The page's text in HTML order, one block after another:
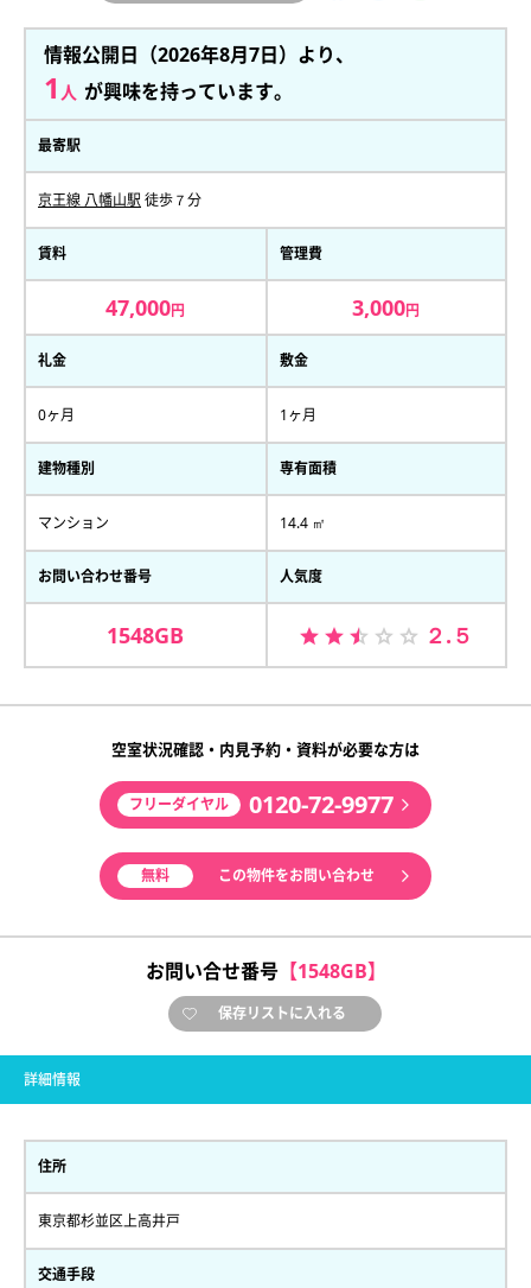
情報公開日（2026年8月7日）より、
1 人 が興味を持っています。
最寄駅
京王線 八幡山駅 徒歩７分
賃料
47,000円
管理費
3,000円
礼金
0ヶ月
敷金
1ヶ月
建物種別
マンション
専有面積
14.4 ㎡
お問い合わせ番号
1548GB
人気度
２.５
空室状況確認・内見予約・資料が必要な方は
フリーダイヤル 0120-72-9977
無料 この物件をお問い合わせ
お問い合せ番号【1548GB】
保存リストに入れる
詳細情報
住所
東京都杉並区上高井戸
交通手段